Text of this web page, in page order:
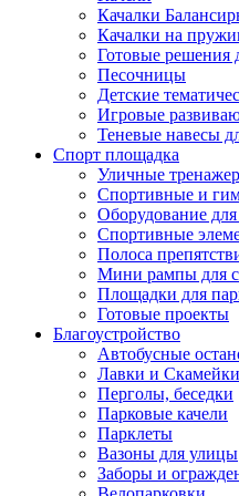
Качалки
Качалки на
Готовые решения
Песочницы
Детские
Игровые
Теневые навесы
Спорт площадка
Уличные
Спортивные и
Оборудование
Спортивные
Полоса
Мини рампы для
Площадки для
Готовые проекты
Благоустройство
Автобусные
Лавки и Скамейки
Перголы, беседки
Парковые качели
Парклеты
Вазоны для улицы
Заборы и